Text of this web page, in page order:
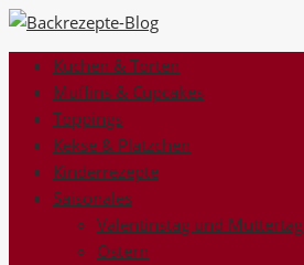
Kuchen & Torten
Muffins & Cupcakes
Toppings
Kekse & Plätzchen
Kinderrezepte
Saisonales
Valentinstag und Muttertag
Ostern